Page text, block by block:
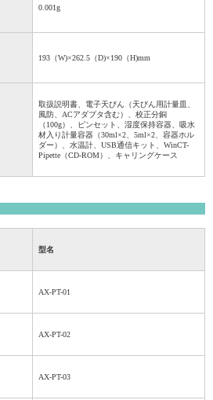
0.001g
193（W)×262.5（D)×190（H)mm
取扱説明書、電子天びん（天びん用計量皿、
風防、
ACアダプタ含む）、校正分銅
（100g）、ピンセット、湿度保持容器、吸水
材入り計量容器（30ml×2、 5ml×2、容器ホル
ダー）、水温計、 USB通信キット、 WinCT-
Pipette（CD-ROM）、キャリングケース
型名
AX-PT-01
AX-PT-02
AX-PT-03